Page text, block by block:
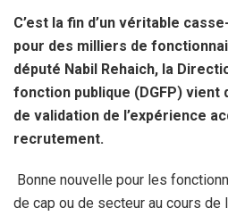
C’est la fin d’un véritable
pour des milliers de
député Nabil Rehaich, la
fonction publique (DGFP)
de validation de l’expérience
recrutement.
Bonne nouvelle pour les
de cap ou de secteur au cours de